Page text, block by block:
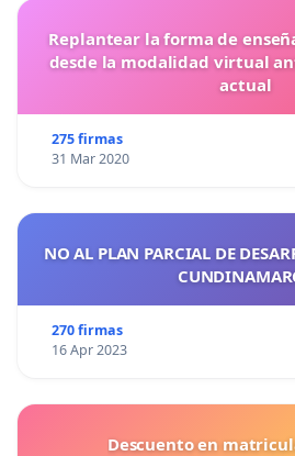
Replantear la forma de
desde la modalidad virtual
actual
275 firmas
31 Mar 2020
NO AL PLAN PARCIAL DE
270 firmas
16 Apr 2023
Descuento en